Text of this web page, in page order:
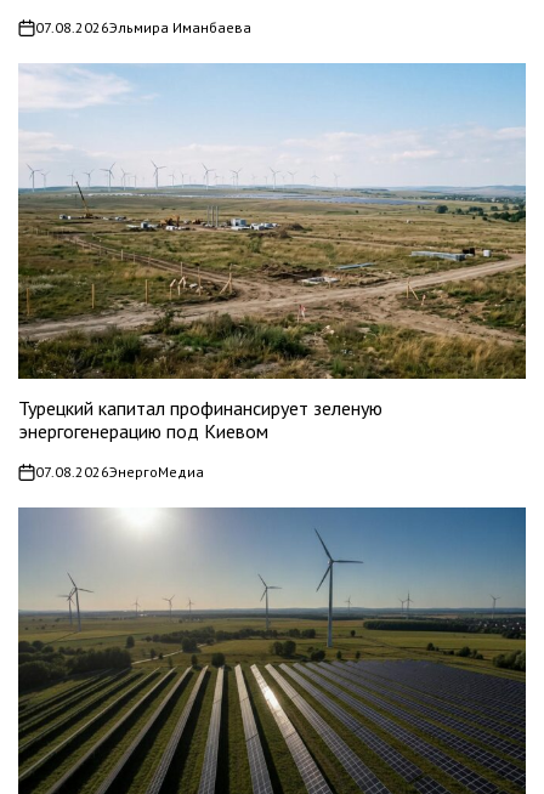
on07.08.2026Эльмира Иманбаева
Турецкий капитал профинансирует зеленую
энергогенерацию под Киевом
on07.08.2026ЭнергоМедиа